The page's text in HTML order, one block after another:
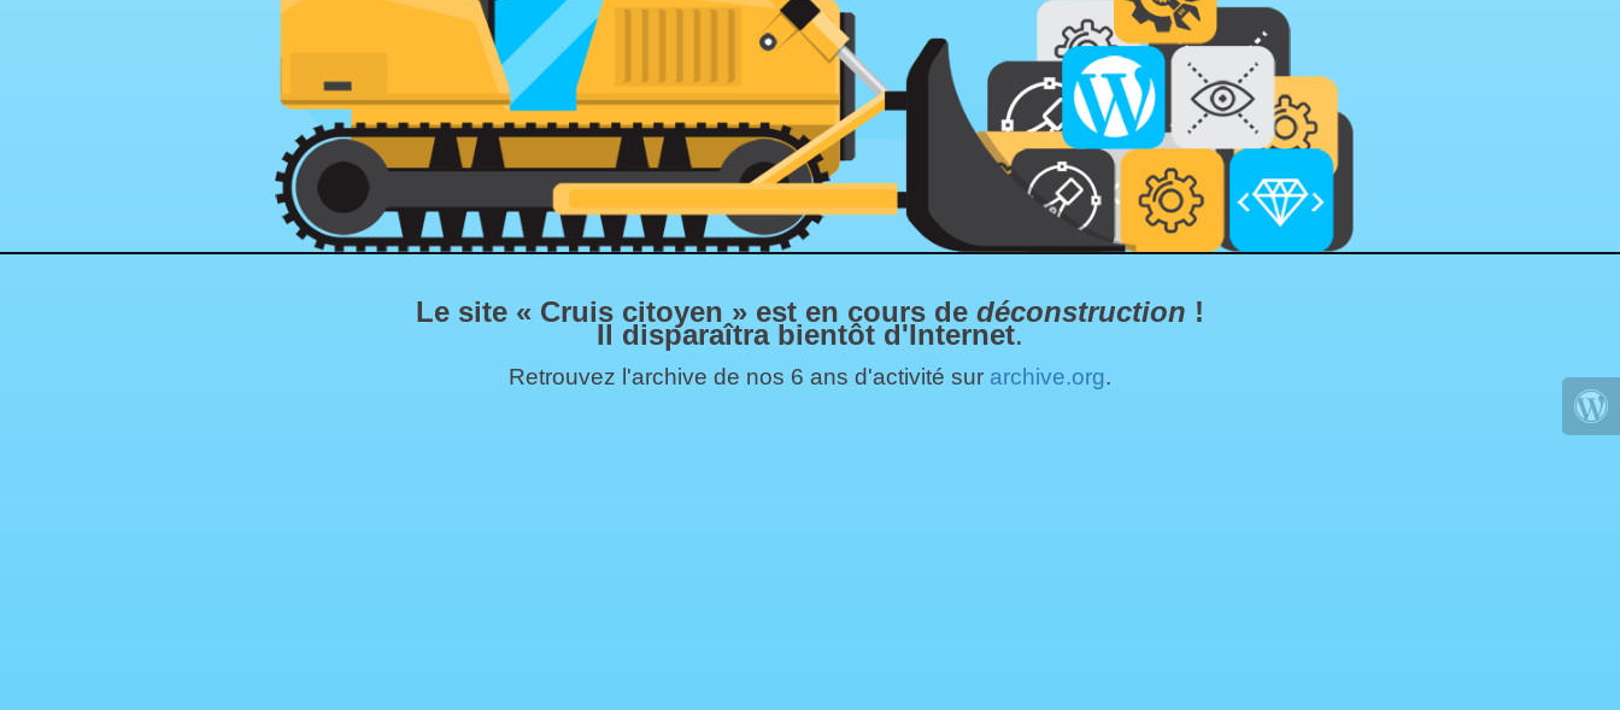
Le site « Cruis citoyen » est en cours de déconstruction !
Il disparaîtra bientôt d'Internet.
Retrouvez l'archive de nos 6 ans d'activité sur archive.org.